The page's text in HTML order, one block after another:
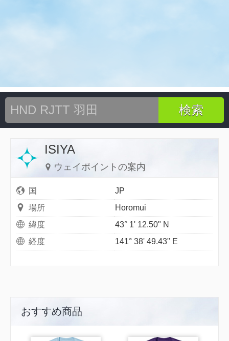
ISIYA
ウェイポイントの案内
国
JP
場所
Horomui
緯度
43° 1' 12.50" N
経度
141° 38' 49.43" E
おすすめ商品